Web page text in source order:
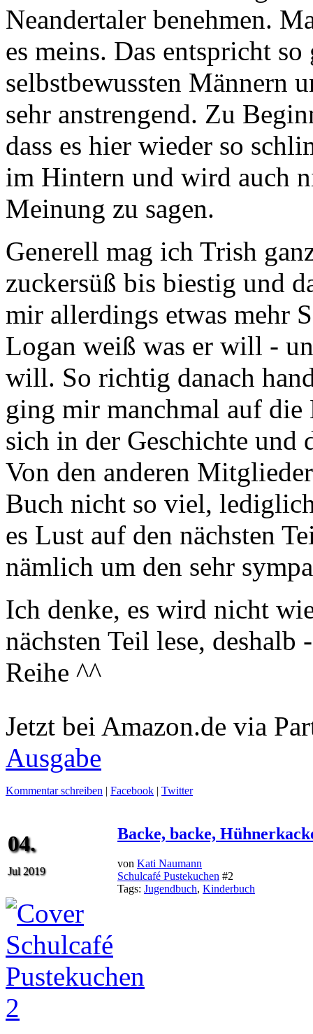
Neandertaler benehmen.
es meins. Das entspricht
selbstbewussten Männern
sehr anstrengend. Zu
dass es hier wieder so
im Hintern und wird auch
Meinung zu sagen.
Generell mag ich Trish
zuckersüß bis biestig und
mir allerdings etwas mehr
Logan weiß was er will -
will. So richtig danach
ging mir manchmal auf die
sich in der Geschichte und
Von den anderen
Buch nicht so viel,
es Lust auf den nächsten
nämlich um den sehr
Ich denke, es wird nicht
nächsten Teil lese,
Reihe ^^
Jetzt bei Amazon.de via
Ausgabe
Kommentar schreiben | Facebook | Twitter
04.
Jul 2019
Backe, backe,
von Kati Naumann
Schulcafé Pustekuchen #2
Tags: Jugendbuch, Kinderbuch